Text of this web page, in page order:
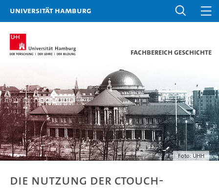
Universität Hamburg
Fachbereich Geschichte
Foto: UHH
Die Nutzung der CTOUCH-